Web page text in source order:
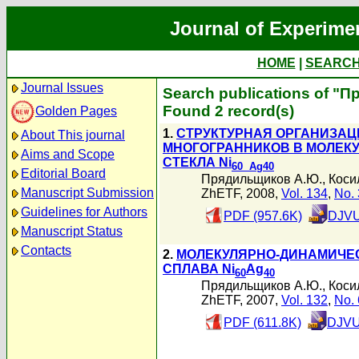
Journal of
HOME
Journal Issues
Golden Pages
About This journal
Aims and Scope
Editorial Board
Manuscript Submission
Guidelines for Authors
Manuscript Status
Contacts
Search publications of
Found 2 record(s)
1. СТРУКТУРНАЯ
МНОГОГРАННИКОВ В
СТЕКЛА Ni60 Ag40
Прядильщиков А.Ю.,
ZhETF, 2008, Vol. 134, No.
PDF (957.6K)
2. МОЛЕКУЛЯРНО-
СПЛАВА Ni60Ag40
Прядильщиков А.Ю.,
ZhETF, 2007, Vol. 132, No.
PDF (611.8K)